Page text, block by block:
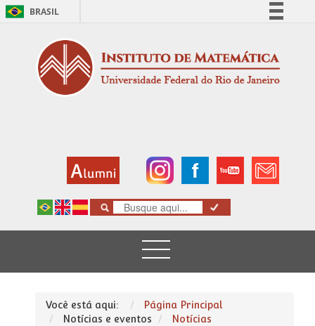
BRASIL
Comunica BR
Participe
Você está aqui:
Página Principal
Notícias e eventos
Notícias